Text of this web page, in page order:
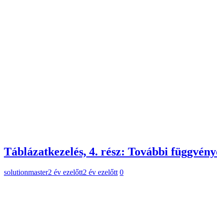
Táblázatkezelés, 4. rész: További
solutionmaster2 év ezelőtt2 év ezelőtt 0